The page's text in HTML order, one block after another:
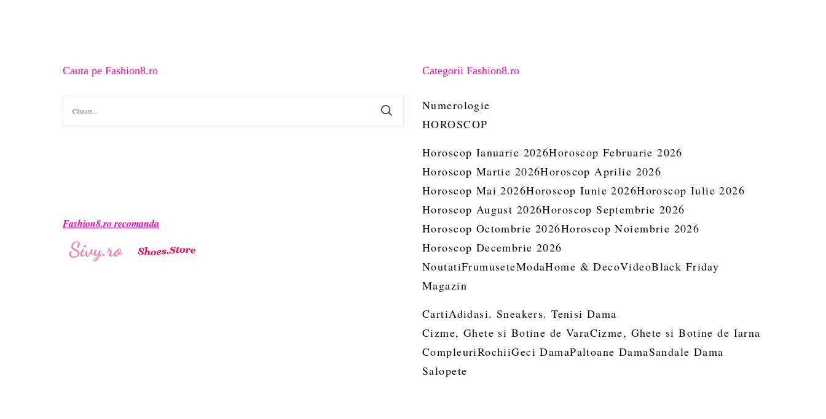
Cauta pe Fashion8.ro
Caută
după:
Fashion8.ro recomanda
Categorii Fashion8.ro
Numerologie
HOROSCOP
Horoscop Ianuarie 2026Horoscop Februarie 2026
Horoscop Martie 2026Horoscop Aprilie 2026
Horoscop Mai 2026Horoscop Iunie 2026Horoscop Iulie 2026
Horoscop August 2026Horoscop Septembrie 2026
Horoscop Octombrie 2026Horoscop Noiembrie 2026
Horoscop Decembrie 2026
NoutatiFrumuseteModaHome & DecoVideoBlack Friday
Magazin
CartiAdidasi. Sneakers. Tenisi Dama
Cizme, Ghete si Botine de VaraCizme, Ghete si Botine de Iarna
CompleuriRochiiGeci DamaPaltoane DamaSandale Dama
Salopete